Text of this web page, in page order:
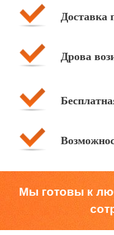
Доставка
Дрова
Мы готовы к